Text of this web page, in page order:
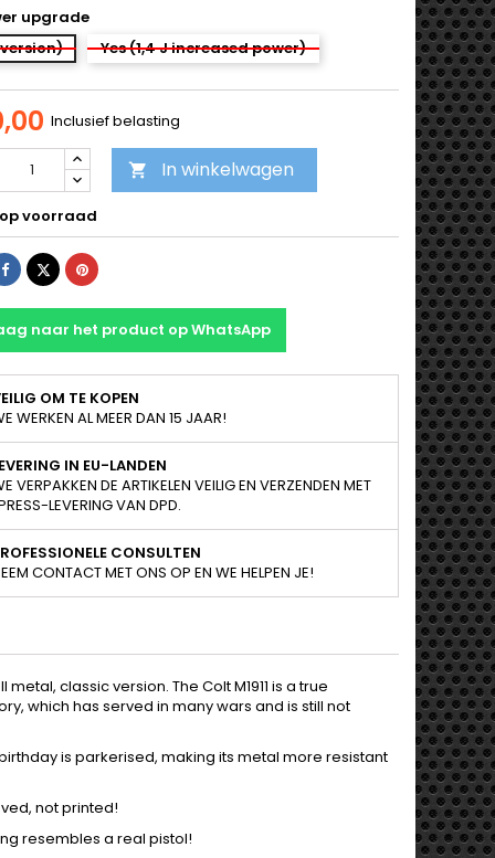
upgrade
version)
Yes (1,4 J increased power)
Inclusief belasting
 In winkelwagen
voorraad
DelenTweetPinterest
naar het product op WhatsApp
OM TE KOPEN
WERKEN AL MEER DAN 15 JAAR!
IN EU-LANDEN
VERPAKKEN DE ARTIKELEN VEILIG EN VERZENDEN MET
LEVERING VAN DPD.
CONSULTEN
CONTACT MET ONS OP EN WE HELPEN JE!
metal, classic version. The Colt M1911 is a true
which has served in many wars and is still not
is parkerised, making its metal more resistant
not printed!
resembles a real pistol!